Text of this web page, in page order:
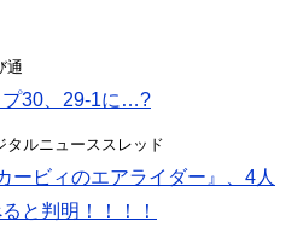
通
プ30、29-1に…?
タルニューススレッド
ービィのエアライダー』、4人
と判明！！！！